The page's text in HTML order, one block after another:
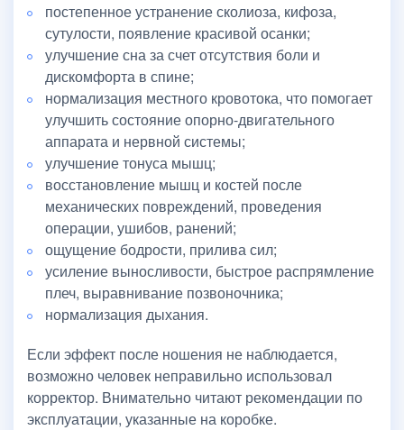
постепенное устранение сколиоза, кифоза,
сутулости, появление красивой осанки;
улучшение сна за счет отсутствия боли и
дискомфорта в спине;
нормализация местного кровотока, что помогает
улучшить состояние опорно-двигательного
аппарата и нервной системы;
улучшение тонуса мышц;
восстановление мышц и костей после
механических повреждений, проведения
операции, ушибов, ранений;
ощущение бодрости, прилива сил;
усиление выносливости, быстрое распрямление
плеч, выравнивание позвоночника;
нормализация дыхания.
Если эффект после ношения не наблюдается,
возможно человек неправильно использовал
корректор. Внимательно читают рекомендации по
эксплуатации, указанные на коробке.